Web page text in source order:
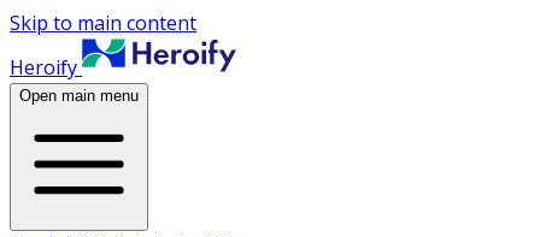
Skip to main content
Heroify
Open main menu